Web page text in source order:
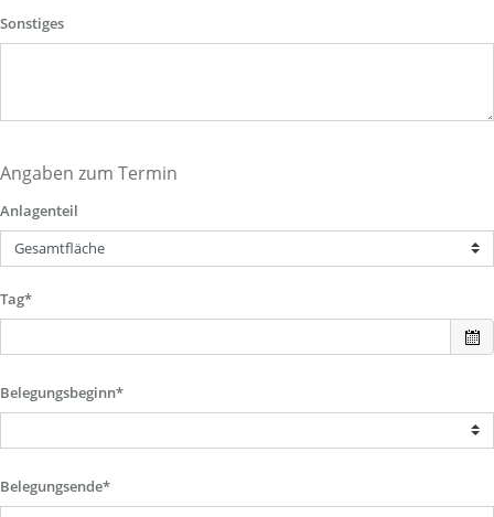
Sonstiges
Angaben zum Termin
Anlagenteil
Tag*
Belegungsbeginn*
Belegungsende*